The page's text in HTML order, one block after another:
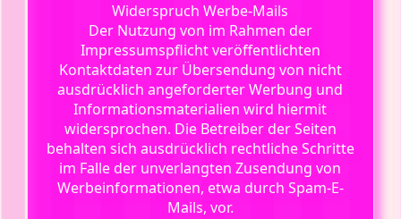
Widerspruch Werbe-Mails
Der Nutzung von im Rahmen der
Impressumspflicht veröffentlichten
Kontaktdaten zur Übersendung von nicht
ausdrücklich angeforderter Werbung und
Informationsmaterialien wird hiermit
widersprochen. Die Betreiber der Seiten
behalten sich ausdrücklich rechtliche Schritte
im Falle der unverlangten Zusendung von
Werbeinformationen, etwa durch Spam-E-
Mails, vor.